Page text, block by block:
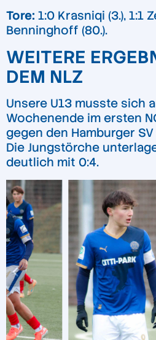
Tore: 1:0 Krasniqi (3.), 1:1
Benninghoff (80.).
WEITERE
DEM NLZ
Unsere U13 musste sich
Wochenende im ersten
gegen den Hamburger
Die Jungstörche
deutlich mit 0:4.